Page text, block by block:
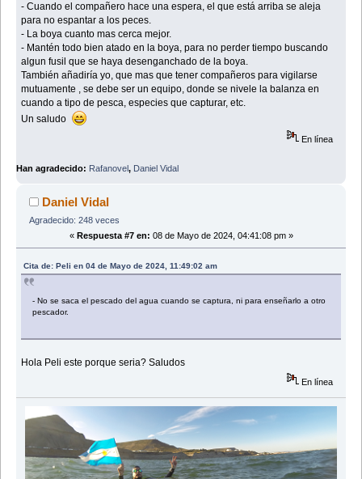
- Cuando el compañero hace una espera, el que está arriba se aleja
para no espantar a los peces.
- La boya cuanto mas cerca mejor.
- Mantén todo bien atado en la boya, para no perder tiempo buscando
algun fusil que se haya desenganchado de la boya.
También añadiría yo, que mas que tener compañeros para vigilarse
mutuamente , se debe ser un equipo, donde se nivele la balanza en
cuando a tipo de pesca, especies que capturar, etc.
Un saludo
En línea
Han agradecido: Rafanovel, Daniel Vidal
Daniel Vidal
Agradecido: 248 veces
« Respuesta #7 en: 08 de Mayo de 2024, 04:41:08 pm »
Cita de: Peli en 04 de Mayo de 2024, 11:49:02 am
- No se saca el pescado del agua cuando se captura, ni para enseñarlo a otro
pescador.
Hola Peli este porque seria? Saludos
En línea